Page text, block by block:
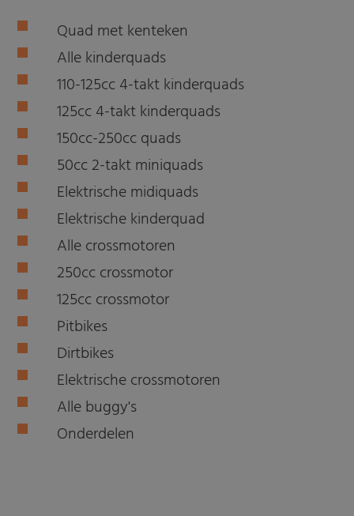
Quad met kenteken
Alle kinderquads
110-125cc 4-takt kinderquads
125cc 4-takt kinderquads
150cc-250cc quads
50cc 2-takt miniquads
Elektrische midiquads
Elektrische kinderquad
Alle crossmotoren
250cc crossmotor
125cc crossmotor
Pitbikes
Dirtbikes
Elektrische crossmotoren
Alle buggy's
Onderdelen